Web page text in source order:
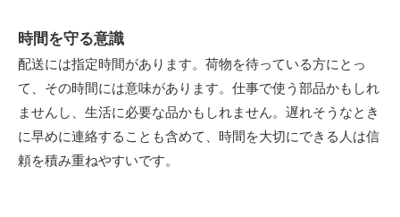
時間を守る意識
配送には指定時間があります。荷物を待っている方にとっ
て、その時間には意味があります。仕事で使う部品かもしれ
ませんし、生活に必要な品かもしれません。遅れそうなとき
に早めに連絡することも含めて、時間を大切にできる人は信
頼を積み重ねやすいです。